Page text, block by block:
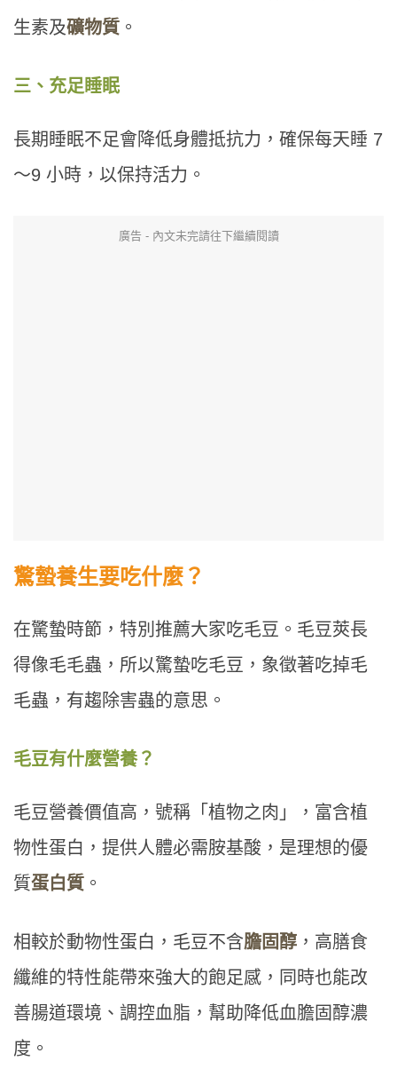
生素及礦物質 。
三、充足睡眠
長期睡眠不足會降低身體抵抗力，確保每天睡 7
～9 小時，以保持活力。
廣告 - 內文未完請往下繼續閱讀
驚蟄養生要吃什麼？
在驚蟄時節，特別推薦大家吃毛豆。毛豆莢長
得像毛毛蟲，所以驚蟄吃毛豆，象徵著吃掉毛
毛蟲，有趨除害蟲的意思。
毛豆有什麼營養？
毛豆營養價值高，號稱「植物之肉」，富含植
物性蛋白，提供人體必需胺基酸，是理想的優
質蛋白質 。
相較於動物性蛋白，毛豆不含膽固醇 ，高膳食
纖維的特性能帶來強大的飽足感，同時也能改
善腸道環境、調控血脂，幫助降低血膽固醇濃
度。